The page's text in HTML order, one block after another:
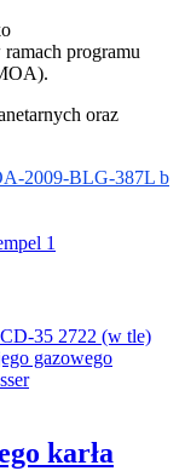
programu
oraz
2009-BLG-387L b
1
karła